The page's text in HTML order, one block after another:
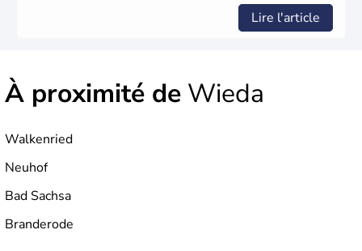
Lire l'article
À proximité de Wieda
Walkenried
Neuhof
Bad Sachsa
Branderode